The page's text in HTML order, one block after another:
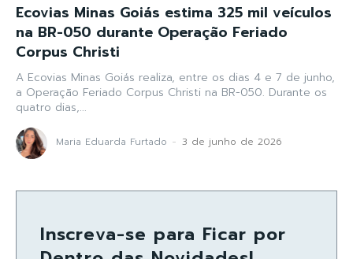
Ecovias Minas Goiás estima 325 mil veículos
na BR-050 durante Operação Feriado
Corpus Christi
A Ecovias Minas Goiás realiza, entre os dias 4 e 7 de junho,
a Operação Feriado Corpus Christi na BR-050. Durante os
quatro dias,...
Maria Eduarda Furtado - 3 de junho de 2026
Inscreva-se para Ficar por